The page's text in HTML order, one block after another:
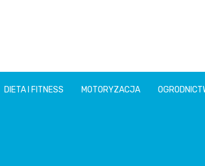
DIETA I FITNESS MOTORYZACJA